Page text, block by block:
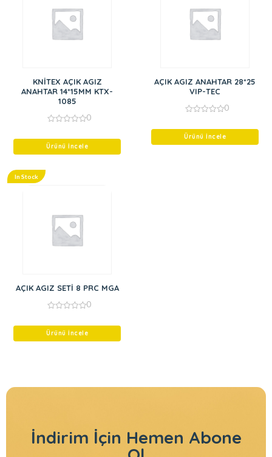
KNİTEX AÇIK AGIZ
ANAHTAR 14*15MM KTX-
1085
of
0
Ürünü İncele
AÇIK AGIZ ANAHTAR 28*25
VIP-TEC
of
0
Ürünü İncele
In Stock
AÇIK AGIZ SETİ 8 PRC MGA
of
0
Ürünü İncele
İndirim İçin Hemen Abone